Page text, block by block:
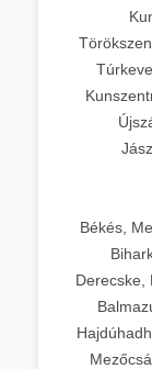
Békés,
Derecske,